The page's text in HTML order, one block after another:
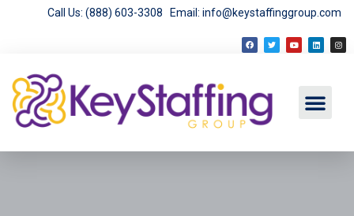
Call Us: (888) 603-3308 Email: info@keystaffinggroup.com